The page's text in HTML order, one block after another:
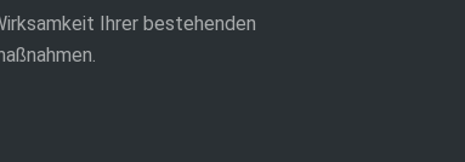
Ihrer bestehenden